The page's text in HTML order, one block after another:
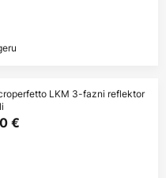
LKM 3-fazni reflektor
€